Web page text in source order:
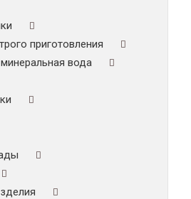
приготовления
вода